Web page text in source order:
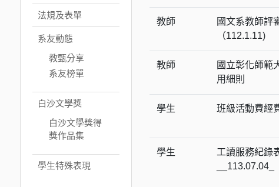
法規及表單
系友動態
教甄分享
系友榜單
白沙文學獎
白沙文學獎得
獎作品集
學生特殊表現
教師
國文系教師評
（112.1.11)
教師
國立彰化師範
用細則
學生
班級活動費經
學生
工讀服務紀錄
__113.07.04_